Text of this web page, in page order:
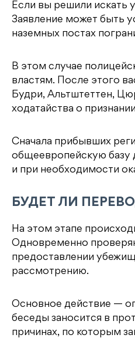
Если вы решили искать
Заявление может быть
наземных постах
В этом случае
властям. После этого
Будри, Альтштеттен,
ходатайства о
Сначала прибывших
общеевропейскую базу
и при необходимости
БУДЕТ ЛИ
На этом этапе
Одновременно
предоставлении
рассмотрению.
Основное действие —
беседы заносится в
причинах, по которым